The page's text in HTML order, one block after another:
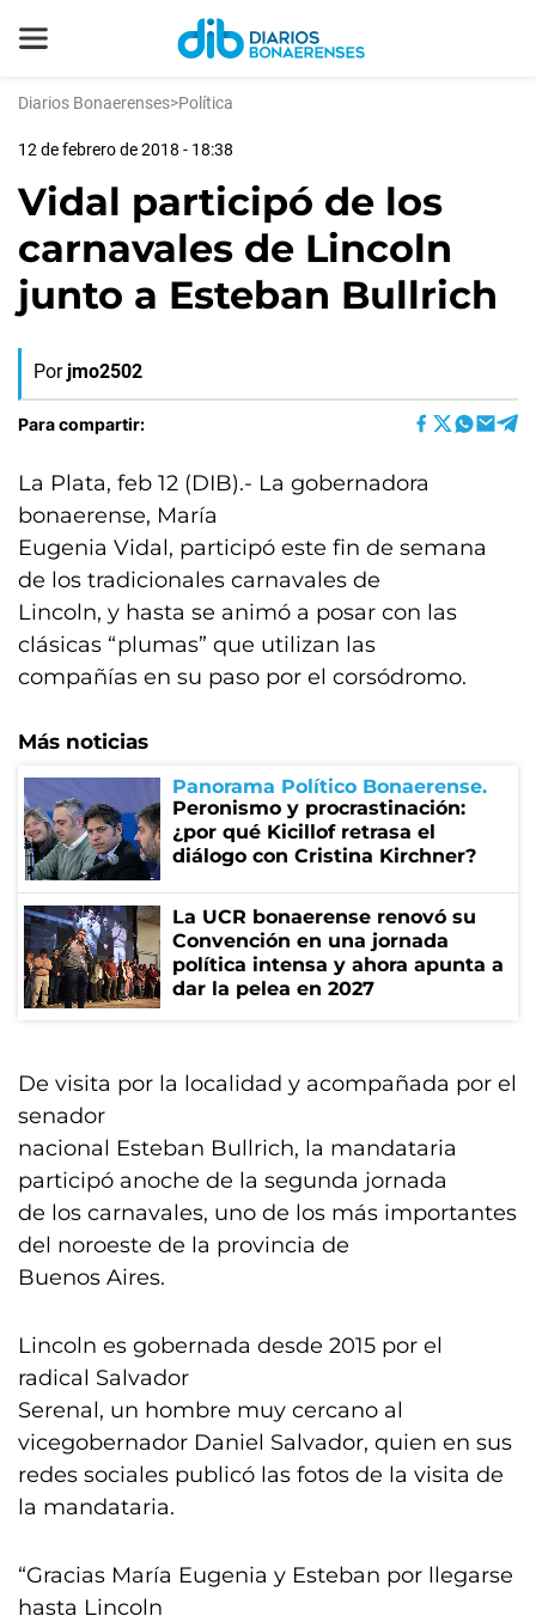
Diarios Bonaerenses>Política
12 de febrero de 2018 - 18:38
Vidal participó de los
carnavales de Lincoln
junto a Esteban Bullrich
Por jmo2502
Para compartir:
La Plata, feb 12 (DIB).- La gobernadora
bonaerense, María
Eugenia Vidal, participó este fin de semana
de los tradicionales carnavales de
Lincoln, y hasta se animó a posar con las
clásicas “plumas” que utilizan las
compañías en su paso por el corsódromo.
Más noticias
Panorama Político Bonaerense
Peronismo y procrastinación:
¿por qué Kicillof retrasa el
diálogo con Cristina Kirchner?
La UCR bonaerense renovó su
Convención en una jornada
política intensa y ahora apunta a
dar la pelea en 2027
De visita por la localidad y acompañada por el
senador
nacional Esteban Bullrich, la mandataria
participó anoche de la segunda jornada
de los carnavales, uno de los más importantes
del noroeste de la provincia de
Buenos Aires.
Lincoln es gobernada desde 2015 por el
radical Salvador
Serenal, un hombre muy cercano al
vicegobernador Daniel Salvador, quien en sus
redes sociales publicó las fotos de la visita de
la mandataria.
“Gracias María Eugenia y Esteban por llegarse
hasta Lincoln